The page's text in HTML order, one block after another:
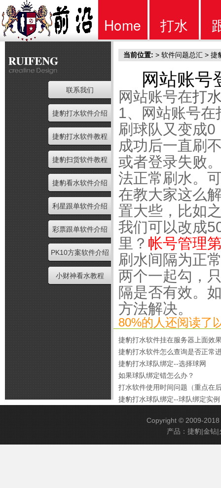
Home
首页
打水
软件
联系我们
捷豹打水软件介绍
捷豹打水软件教程
捷豹扫货软件教程
捷豹看水软件介绍
利星跟单软件介绍
彩票跟单软件介绍
PK10方案软件介绍
小财神看水教程
当前位置: > 软件问题总汇 > 捷
网站账号
网站账号在打
1、网站账号
刷球队又变成
成功后一直刷
或者登录失败
法正常刷水。
在教大家这么
置大些，比如
我们可以改成
里？ 帐号管理
刷水间隔为正
两个一起勾，
隔是否有效。
方法解决。
80%的人还阅读了
捷豹打水软件挂在服务器上面效
捷豹打水软件怎么查询是否正常
捷豹打水球队绑定--选择球网
如果球队绑定错怎么办？
打水软件使用时间问题（重点在
捷豹打水球队绑定--球队绑定实例
Copyright © 2009-
产品：捷豹|金钻